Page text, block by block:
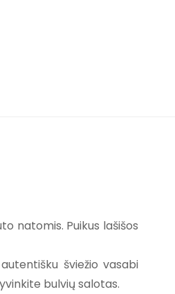
natomis. Puikus lašišos
šviežio vasabi
bulvių salotas.